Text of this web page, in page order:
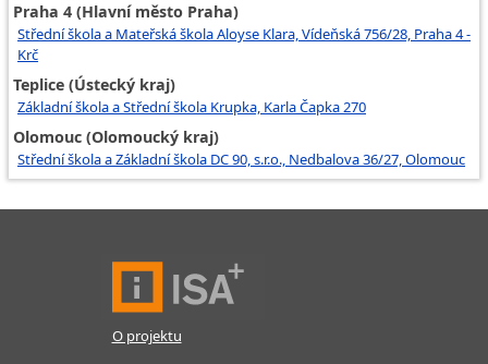
Praha 4 (Hlavní město Praha)
Střední škola a Mateřská škola Aloyse Klara, Vídeňská 756/28, Praha 4 -
Krč
Teplice (Ústecký kraj)
Základní škola a Střední škola Krupka, Karla Čapka 270
Olomouc (Olomoucký kraj)
Střední škola a Základní škola DC 90, s.r.o., Nedbalova 36/27, Olomouc
O projektu